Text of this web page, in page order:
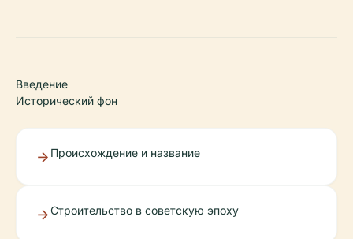
Введение
Исторический фон
Происхождение и название
Строительство в советскую эпоху